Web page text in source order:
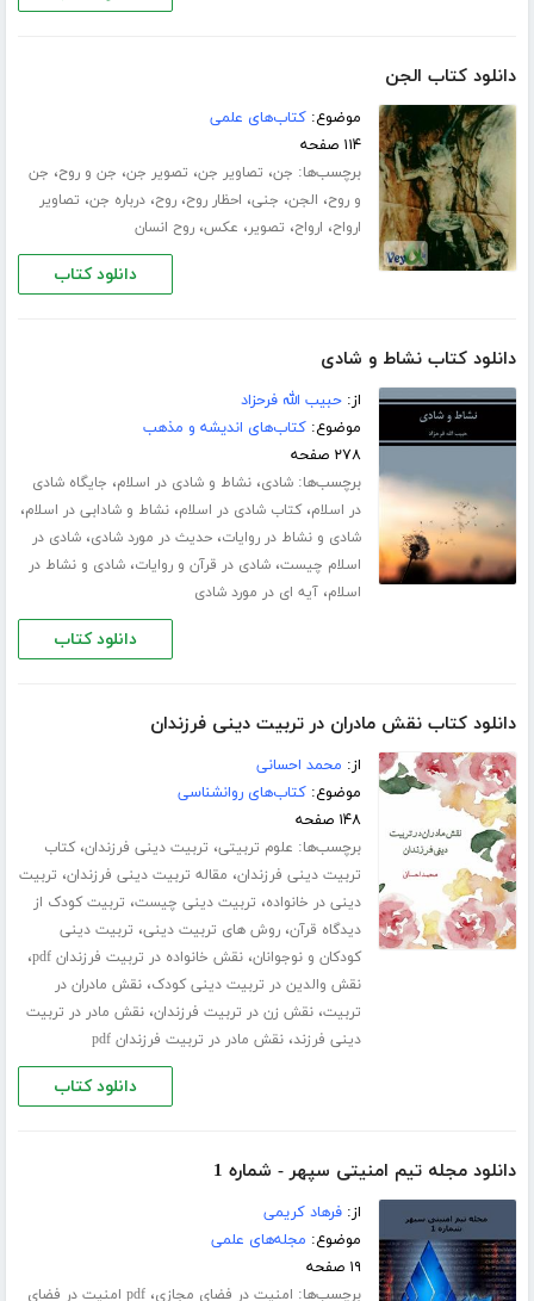
دانلود کتاب الجن
موضوع:کتاب‌های علمی
۱۱۴ صفحه
برچسب‌ها: جن، تصاویر جن، تصویر جن، جن و روح، جن
و روح، الجن، جنی، احظار روح،روح،درباره جن، تصاویر
ارواح، ارواح، تصویر، عکس،روح انسان
دانلود کتاب
دانلود کتاب نشاط و شادی
از:حبیب الله فرحزاد
موضوع:کتاب‌های اندیشه و مذهب
۲۷۸ صفحه
برچسب‌ها:شادی،نشاط و شادی در اسلام، جایگاه شادی
در اسلام،کتاب شادی در اسلام،نشاط و شادابی در اسلام،
شادی و نشاط در روایات،حدیث در مورد شادی،شادی در
اسلام چیست،شادی در قرآن و روایات،شادی و نشاط در
اسلام،آیه ای در مورد شادی
دانلود کتاب
دانلود کتاب نقش مادران در تربیت دینی فرزندان
از: محمد احسانی
موضوع:کتاب‌های روانشناسی
۱۴۸ صفحه
برچسب‌ها: علوم تربیتی، تربیت دینی فرزندان،کتاب
تربیت دینی فرزندان، مقاله تربیت دینی فرزندان، تربیت
دینی در خانواده، تربیت دینی چیست، تربیت کودک از
دیدگاه قرآن،روش های تربیت دینی، تربیت دینی
کودکان و نوجوانان،نقش خانواده در تربیت فرزندان pdf ،
نقش والدین در تربیت دینی کودک،نقش مادران در
تربیت،نقش زن در تربیت فرزندان،نقش مادر در تربیت
دینی فرزند،نقش مادر در تربیت فرزندان pdf
دانلود کتاب
دانلود مجله تیم امنیتی سپهر - شماره 1
از:فرهاد کریمی
موضوع: مجله‌های علمی
۱۹ صفحه
برچسب‌ها: امنیت در فضای مجازی،
pdf امنیت در فضای